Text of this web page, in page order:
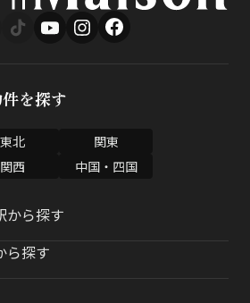
を探す
東北
関東
関西
中国・四国
から探す
ら探す